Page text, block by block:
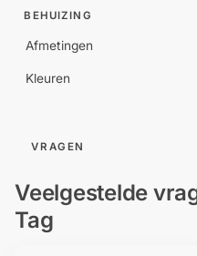
BEHUIZING
Afmetingen
Kleuren
VRAGEN
Veelgestelde
Tag